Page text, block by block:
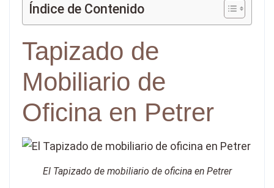
Índice de Contenido
Tapizado de
Mobiliario de
Oficina en Petrer
El Tapizado de mobiliario de oficina en Petrer